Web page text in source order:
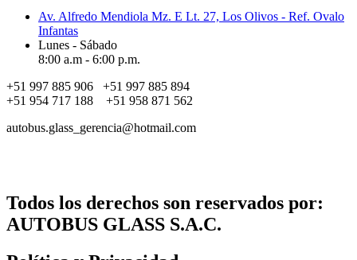
Av. Alfredo Mendiola Mz. E Lt. 27, Los Olivos - Ref. Ovalo
Infantas
Lunes - Sábado
8:00 a.m - 6:00 p.m.
+51 997 885 906 +51 997 885 894
+51 954 717 188 +51 958 871 562
autobus.glass_gerencia@hotmail.com
Todos los derechos son reservados por:
AUTOBUS GLASS S.A.C.